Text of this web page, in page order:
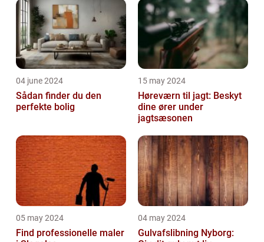
04 june 2024
Sådan finder du den
perfekte bolig
15 may 2024
Høreværn til jagt: Beskyt
dine ører under
jagtsæsonen
05 may 2024
Find professionelle maler
04 may 2024
Gulvafslibning Nyborg: